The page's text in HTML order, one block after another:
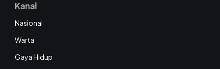
Kanal
Nasional
Warta
Gaya Hidup